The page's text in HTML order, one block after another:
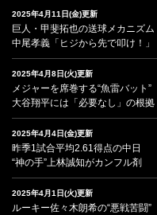
2025年4月11日(金)更新
巨人・甲斐拓也の送球メカニズム
中尾孝義「ヒジから先で叩け！」
2025年4月8日(火)更新
メジャーを席巻する“魚雷バット”
大谷翔平には「必要なし」の根拠
2025年4月4日(金)更新
昨季1試合平均2.61得点の中日
“神の手”上林誠知がカンフル剤
2025年4月1日(火)更新
ルーキー佐々木朗希の“悪戦苦闘”